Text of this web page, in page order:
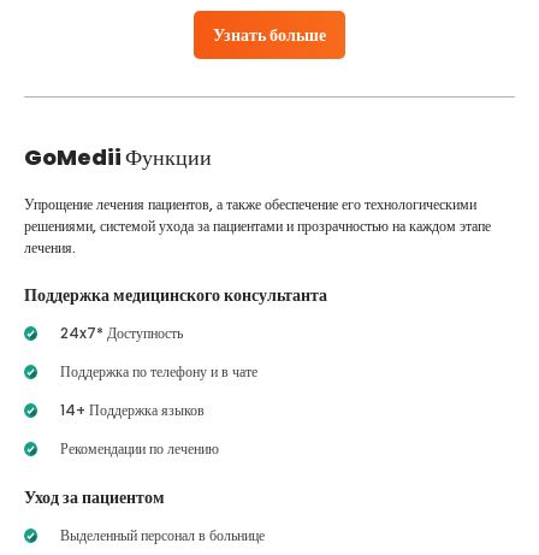
Узнать больше
GoMediiФункции
Упрощение лечения пациентов, а также обеспечение его технологическими
решениями, системой ухода за пациентами и прозрачностью на каждом этапе
лечения.
Поддержка медицинского консультанта
24x7* Доступность
Поддержка по телефону и в чате
14+ Поддержка языков
Рекомендации по лечению
Уход за пациентом
Выделенный персонал в больнице